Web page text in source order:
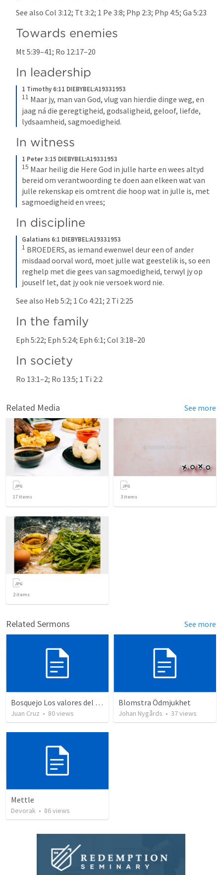
See also Col 3:12; Tt 3:2; 1 Pe 3:8; Php 2:3; Php 4:5; Ga 5:23
Towards enemies
Mt 5:39–41; Ro 12:17–20
In leadership
1 Timothy 6:11 DIEBYBEL:A19331953
11 Maar jy, man van God, vlug van hierdie dinge weg, en
jaag ná die geregtigheid, godsaligheid, geloof, liefde,
lydsaamheid, sagmoedigheid.
In witness
1 Peter 3:15 DIEBYBEL:A19331953
15 Maar heilig die Here God in julle harte en wees altyd
bereid om verantwoording te doen aan elkeen wat van
julle rekenskap eis omtrent die hoop wat in julle is, met
sagmoedigheid en vrees;
In discipline
Galatians 6:1 DIEBYBEL:A19331953
1 BROEDERS, as iemand ewenwel deur een of ander
misdaad oorval word, moet julle wat geestelik is, so een
reghelp met die gees van sagmoedigheid, terwyl jy op
jouself let, dat jy ook nie versoek word nie.
See also Heb 5:2; 1 Co 4:21; 2 Ti 2:25
In the family
Eph 5:22; Eph 5:24; Eph 6:1; Col 3:18–20
In society
Ro 13:1–2; Ro 13:5; 1 Ti 2:2
Related Media See more
17 items 3 items
2items
Related Sermons See more
Bosquejo Los valores del reino VIII
Juan Cruz • 80views
Blomstra Ödmjukhet
Johan Nygårds • 37views
Mettle
Devorak • 86views